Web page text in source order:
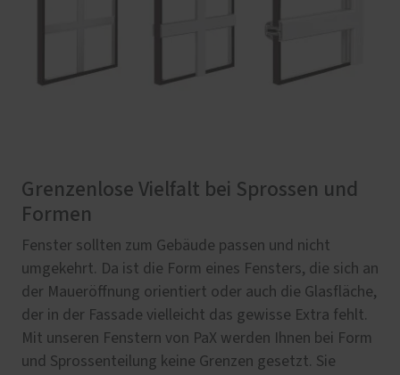
Grenzenlose Vielfalt bei Sprossen und
Formen
Fenster sollten zum Gebäude passen und nicht
umgekehrt. Da ist die Form eines Fensters, die sich an
der Maueröffnung orientiert oder auch die Glasfläche,
der in der Fassade vielleicht das gewisse Extra fehlt.
Mit unseren Fenstern von PaX werden Ihnen bei Form
und Sprossenteilung keine Grenzen gesetzt. Sie